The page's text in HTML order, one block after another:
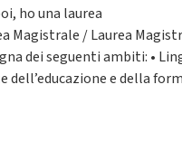
ho una laurea
Magistrale / Laurea
dei seguenti ambiti: •
e della